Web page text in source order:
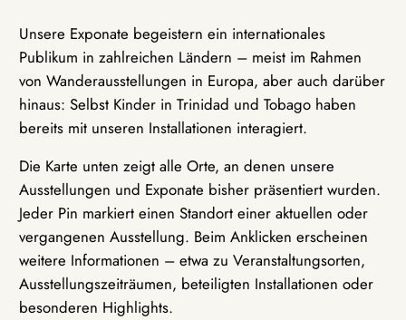
Unsere Exponate begeistern ein internationales
Publikum in zahlreichen Ländern – meist im Rahmen
von Wanderausstellungen in Europa, aber auch darüber
hinaus: Selbst Kinder in Trinidad und Tobago haben
bereits mit unseren Installationen interagiert.
Die Karte unten zeigt alle Orte, an denen unsere
Ausstellungen und Exponate bisher präsentiert wurden.
Jeder Pin markiert einen Standort einer aktuellen oder
vergangenen Ausstellung. Beim Anklicken erscheinen
weitere Informationen – etwa zu Veranstaltungsorten,
Ausstellungszeiträumen, beteiligten Installationen oder
besonderen Highlights.